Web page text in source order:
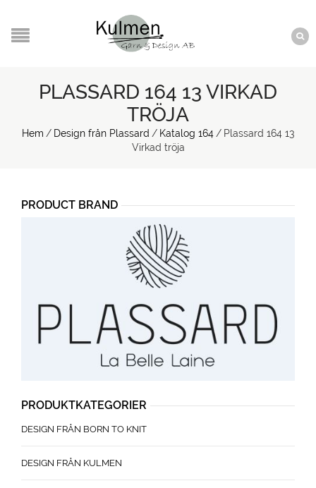
PLASSARD 164 13 VIRKAD
TRÖJA
Hem / Design från Plassard / Katalog 164 / Plassard 164 13
Virkad tröja
PRODUCT BRAND
PRODUKTKATEGORIER
DESIGN FRÅN BORN TO KNIT
DESIGN FRÅN KULMEN